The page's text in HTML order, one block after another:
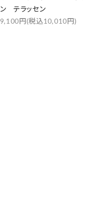
ン テラッセン
9,100円(税込10,010円)